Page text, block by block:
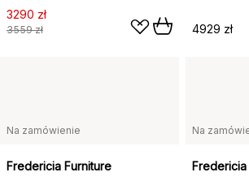
3290 zł
3559 zł 4929 zł
Na zamówienie
Fredericia Furniture
Na
Fredericia